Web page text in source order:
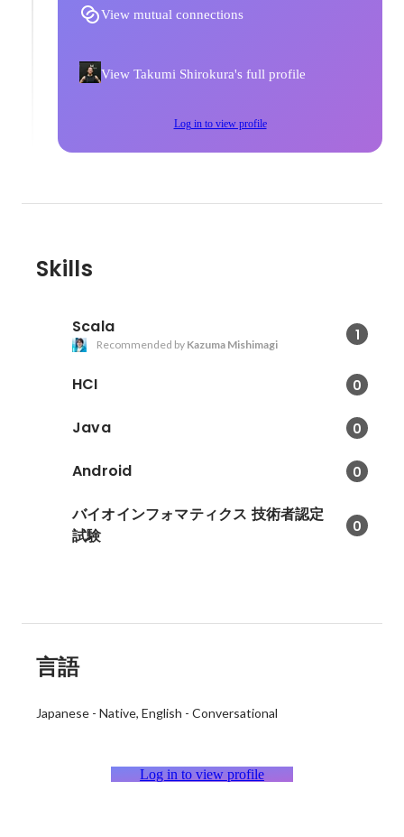
View mutual connections
View Takumi Shirokura's full profile
Log in to view profile
Skills
Scala 1
Recommended by Kazuma Mishimagi
HCI 0
Java 0
Android 0
バイオインフォマティクス 技術者認定
試験
0
言語
Japanese - Native English - Conversational
Log in to view profile